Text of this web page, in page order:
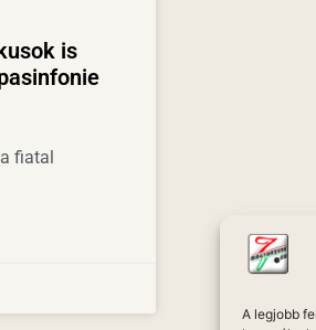
A legjobb
is
fiatal